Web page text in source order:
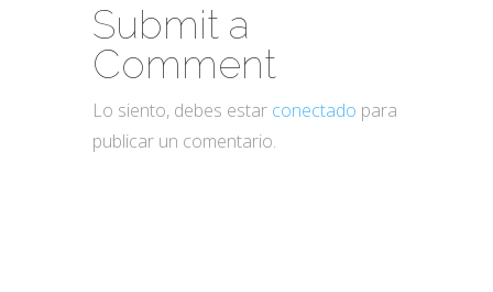
Submit a
Comment
Lo siento, debes estar conectado para
publicar un comentario.